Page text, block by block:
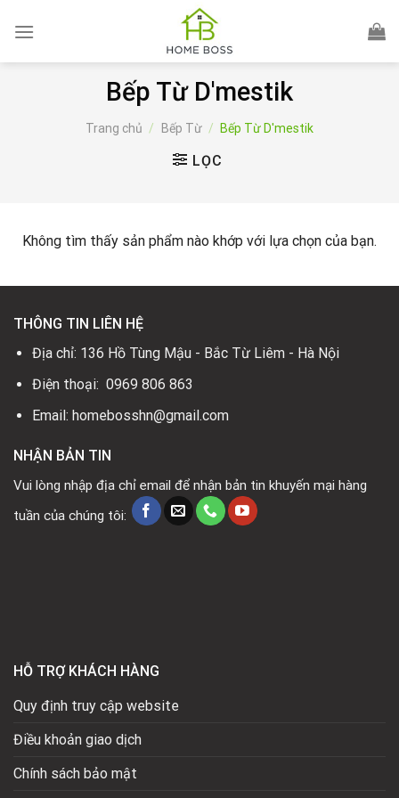
Bếp Từ D'mestik
Trang chủ / Bếp Từ / Bếp Từ D'mestik
LỌC
Không tìm thấy sản phẩm nào khớp với lựa chọn của bạn.
THÔNG TIN LIÊN HỆ
Địa chỉ: 136 Hồ Tùng Mậu - Bắc Từ Liêm - Hà Nội
Điện thoại: 0969 806 863
Email: homebosshn@gmail.com
NHẬN BẢN TIN
Vui lòng nhập địa chỉ email để nhận bản tin khuyến mại hàng
tuần của chúng tôi:
HỖ TRỢ KHÁCH HÀNG
Quy định truy cập website
Điều khoản giao dịch
Chính sách bảo mật